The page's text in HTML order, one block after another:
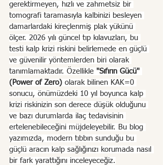
gerektirmeyen, hızlı ve zahmetsiz bir
tomografi taramasıyla kalbinizi besleyen
damarlardaki kireçlenmiş plak yükünü
ölçer. 2026 yılı güncel tıp kılavuzları, bu
testi kalp krizi riskini belirlemede en güçlü
ve güvenilir yöntemlerden biri olarak
tanımlamaktadır. Özellikle "Sıfırın Gücü"
(Power of Zero) olarak bilinen KAK=0
sonucu, önümüzdeki 10 yıl boyunca kalp
krizi riskinizin son derece düşük olduğunu
ve bazı durumlarda ilaç tedavisinin
ertelenebileceğini müjdeleyebilir. Bu blog
yazımızda, modern tıbbın sunduğu bu
güçlü aracın kalp sağlığınızı korumada nasıl
bir fark yarattığını inceleyeceğiz.